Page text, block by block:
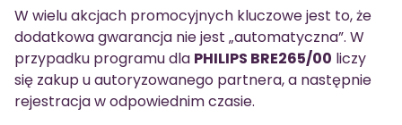
W wielu akcjach promocyjnych kluczowe jest to, że
dodatkowa gwarancja nie jest „automatyczna”. W
przypadku programu dla PHILIPS BRE265/00 liczy
się zakup u autoryzowanego partnera, a następnie
rejestracja w odpowiednim czasie.